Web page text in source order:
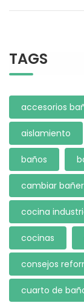
TAGS
accesorios
aislamiento
baños
cambiar
cocina
cocinas
consejos
cuarto de